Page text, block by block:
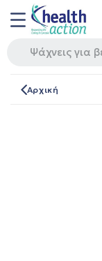
Αρχική